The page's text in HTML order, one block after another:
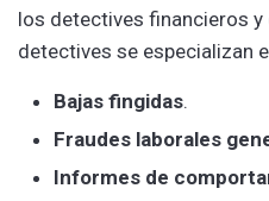
los detectives financieros y
detectives se especializan
Bajas fingidas.
Fraudes laborales
Informes de